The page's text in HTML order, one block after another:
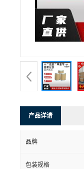
产品详请
品牌
包装规格